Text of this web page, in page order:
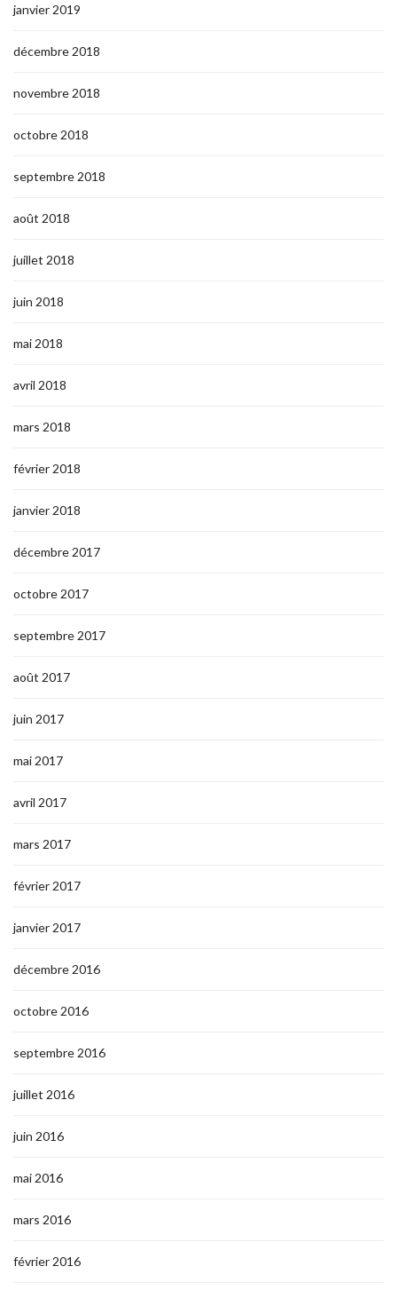
janvier 2019
décembre 2018
novembre 2018
octobre 2018
septembre 2018
août 2018
juillet 2018
juin 2018
mai 2018
avril 2018
mars 2018
février 2018
janvier 2018
décembre 2017
octobre 2017
septembre 2017
août 2017
juin 2017
mai 2017
avril 2017
mars 2017
février 2017
janvier 2017
décembre 2016
octobre 2016
septembre 2016
juillet 2016
juin 2016
mai 2016
mars 2016
février 2016